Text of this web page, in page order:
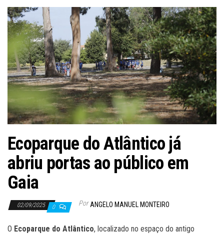
Ecoparque do Atlântico já
abriu portas ao público em
Gaia
02/09/2025 0 Por ANGELO MANUEL MONTEIRO
O Ecoparque do Atlântico, localizado no espaço do antigo